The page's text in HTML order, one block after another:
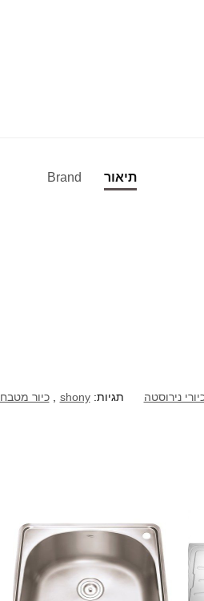
תיאור Brand
נירוסטה תגיות:shony
,כיור מטבח